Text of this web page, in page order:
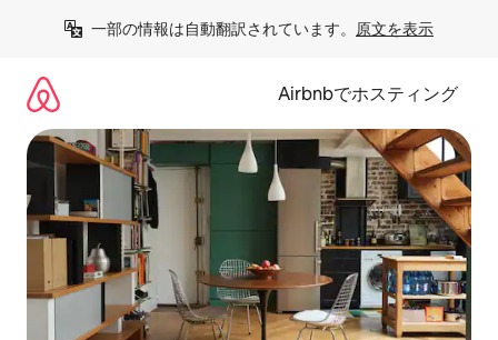
一部の情報は自動翻訳されています。 原文を表示
Airbnbでホスティング